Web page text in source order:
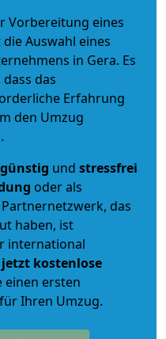
Vorbereitung eines
Auswahl eines
in Gera. Es
das
Erfahrung
den Umzug
und stressfrei
oder als
das
haben, ist
international
jetzt kostenlose
einen ersten
Ihren Umzug.